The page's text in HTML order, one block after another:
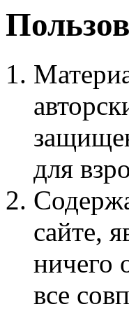
для
сайте,
ничего
все